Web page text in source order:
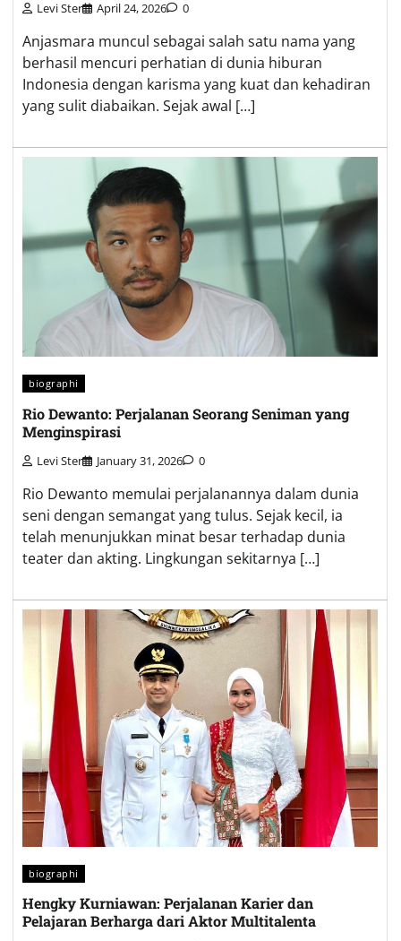
Levi Ster April 24, 2026 0
Anjasmara muncul sebagai salah satu nama yang
berhasil mencuri perhatian di dunia hiburan
Indonesia dengan karisma yang kuat dan kehadiran
yang sulit diabaikan. Sejak awal […]
biographi
Rio Dewanto: Perjalanan Seorang Seniman yang
Menginspirasi
Levi Ster January 31, 2026 0
Rio Dewanto memulai perjalanannya dalam dunia
seni dengan semangat yang tulus. Sejak kecil, ia
telah menunjukkan minat besar terhadap dunia
teater dan akting. Lingkungan sekitarnya […]
biographi
Hengky Kurniawan: Perjalanan Karier dan
Pelajaran Berharga dari Aktor Multitalenta